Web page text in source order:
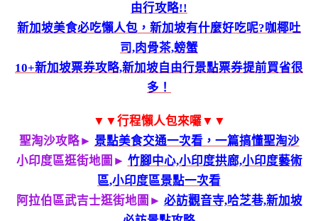
由行攻略!!
新加坡美食必吃懶人包，新加坡有什麼好吃呢?咖椰吐
司,肉骨茶,螃蟹
10+新加坡票券攻略,新加坡自由行景點票券提前買省很
多！
▼▼行程懶人包來囉▼▼
聖淘沙攻略► 景點美食交通一次看，一篇搞懂聖淘沙
小印度區逛街地圖► 竹腳中心,小印度拱廊,小印度藝術
區,小印度區景點一次看
阿拉伯區武吉士逛街地圖► 必訪觀音寺,哈芝巷,新加坡